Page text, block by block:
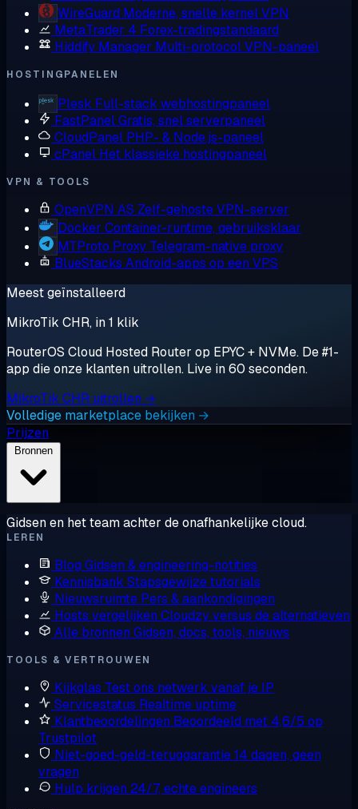
WireGuard Moderne, snelle kernel VPN
MetaTrader 4 Forex-tradingstandaard
Hiddify Manager Multi-protocol VPN-paneel
HOSTINGPANELEN
Plesk Full-stack webhostingpaneel
FastPanelGratis, snel serverpaneel
CloudPanel PHP- & Node.js-paneel
cPanel Het klassieke hostingpaneel
VPN & TOOLS
OpenVPN AS Zelf-gehoste VPN-server
Docker Container-runtime, gebruiksklaar
MTProto Proxy Telegram-native proxy
BlueStacks Android-apps op een VPS
Meest geïnstalleerd
MikroTik CHR, in 1 klik
RouterOS Cloud Hosted Router op EPYC + NVMe. De #1-
app die onze klanten uitrollen. Live in 60 seconden.
MikroTik CHR uitrollen →
Volledige marketplace bekijken →
Prijzen
Gidsen en het team achter de onafhankelijke cloud.
LEREN
Blog Gidsen & engineering-notities
Kennisbank Stapsgewijze tutorials
Nieuwsruimte Pers & aankondigingen
Hosts vergelijken Cloudzy versus de alternatieven
Alle bronnen Gidsen, docs, tools, nieuws
TOOLS & VERTROUWEN
Kijkglas Test ons netwerk vanaf je IP
Servicestatus Realtime uptime
Klantbeoordelingen Beoordeeld met 4,6/5 op
Trustpilot
Niet-goed-geld-teruggarantie14 dagen, geen
vragen
Hulp krijgen 24/7, echte engineers